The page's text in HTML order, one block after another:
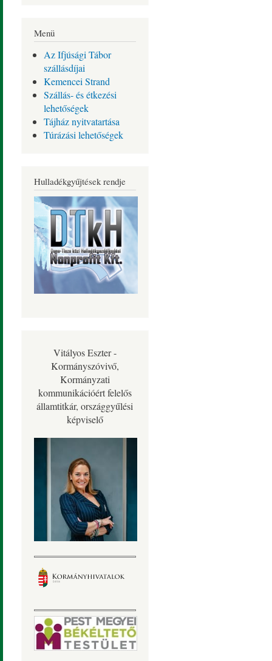
Menü
Az Ifjúsági Tábor
szállásdíjai
Kemencei Strand
Szállás- és étkezési
lehetőségek
Tájház nyitvatartása
Túrázási lehetőségek
Hulladékgyűjtések rendje
Vitályos Eszter -
Kormányszóvivő,
Kormányzati
kommunikációért felelős
államtitkár, országgyűlési
képviselő